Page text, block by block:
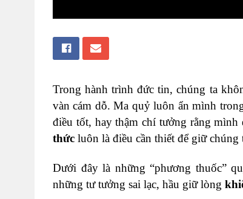
Trong hành trình đức tin, chúng ta
vàn cám dỗ. Ma quỷ luôn ẩn mình
điều tốt, hay thậm chí tưởng rằng
thức luôn là điều cần thiết để giữ
Dưới đây là những “phương thuốc”
những tư tưởng sai lạc, hầu giữ lòng